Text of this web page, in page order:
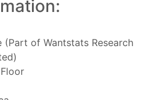
(Part of Wantstats Research